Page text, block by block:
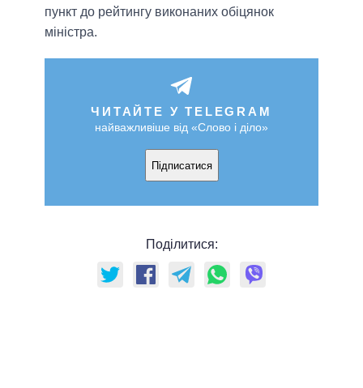
пункт до рейтингу виконаних обіцянок
міністра.
ЧИТАЙТЕ У TELEGRAM
найважливіше від «Слово і діло»
Підписатися
Поділитися: